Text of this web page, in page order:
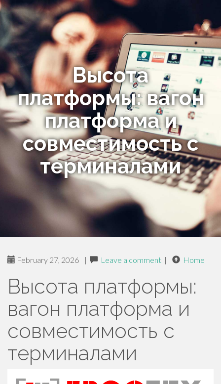
Высота
платформы: вагон
платформа и
совместимость с
терминалами
February 27, 2026 | Leave a comment | Home
Высота платформы:
вагон платформа и
совместимость с
терминалами